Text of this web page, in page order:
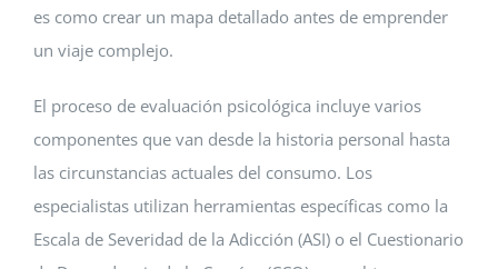
es como crear un mapa detallado antes de emprender
un viaje complejo.
El proceso de evaluación psicológica incluye varios
componentes que van desde la historia personal hasta
las circunstancias actuales del consumo. Los
especialistas utilizan herramientas específicas como la
Escala de Severidad de la Adicción (ASI) o el Cuestionario